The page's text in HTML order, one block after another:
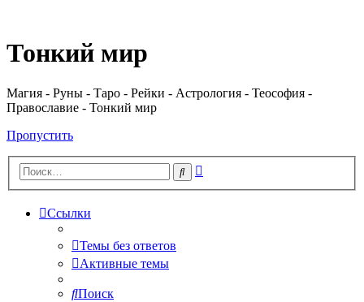
Тонкий мир
Магия - Руны - Таро - Рейки - Астрология - Теософия -
Православие - Тонкий мир
Пропустить
Поиск
Ссылки
Темы без ответов
Активные темы
Поиск